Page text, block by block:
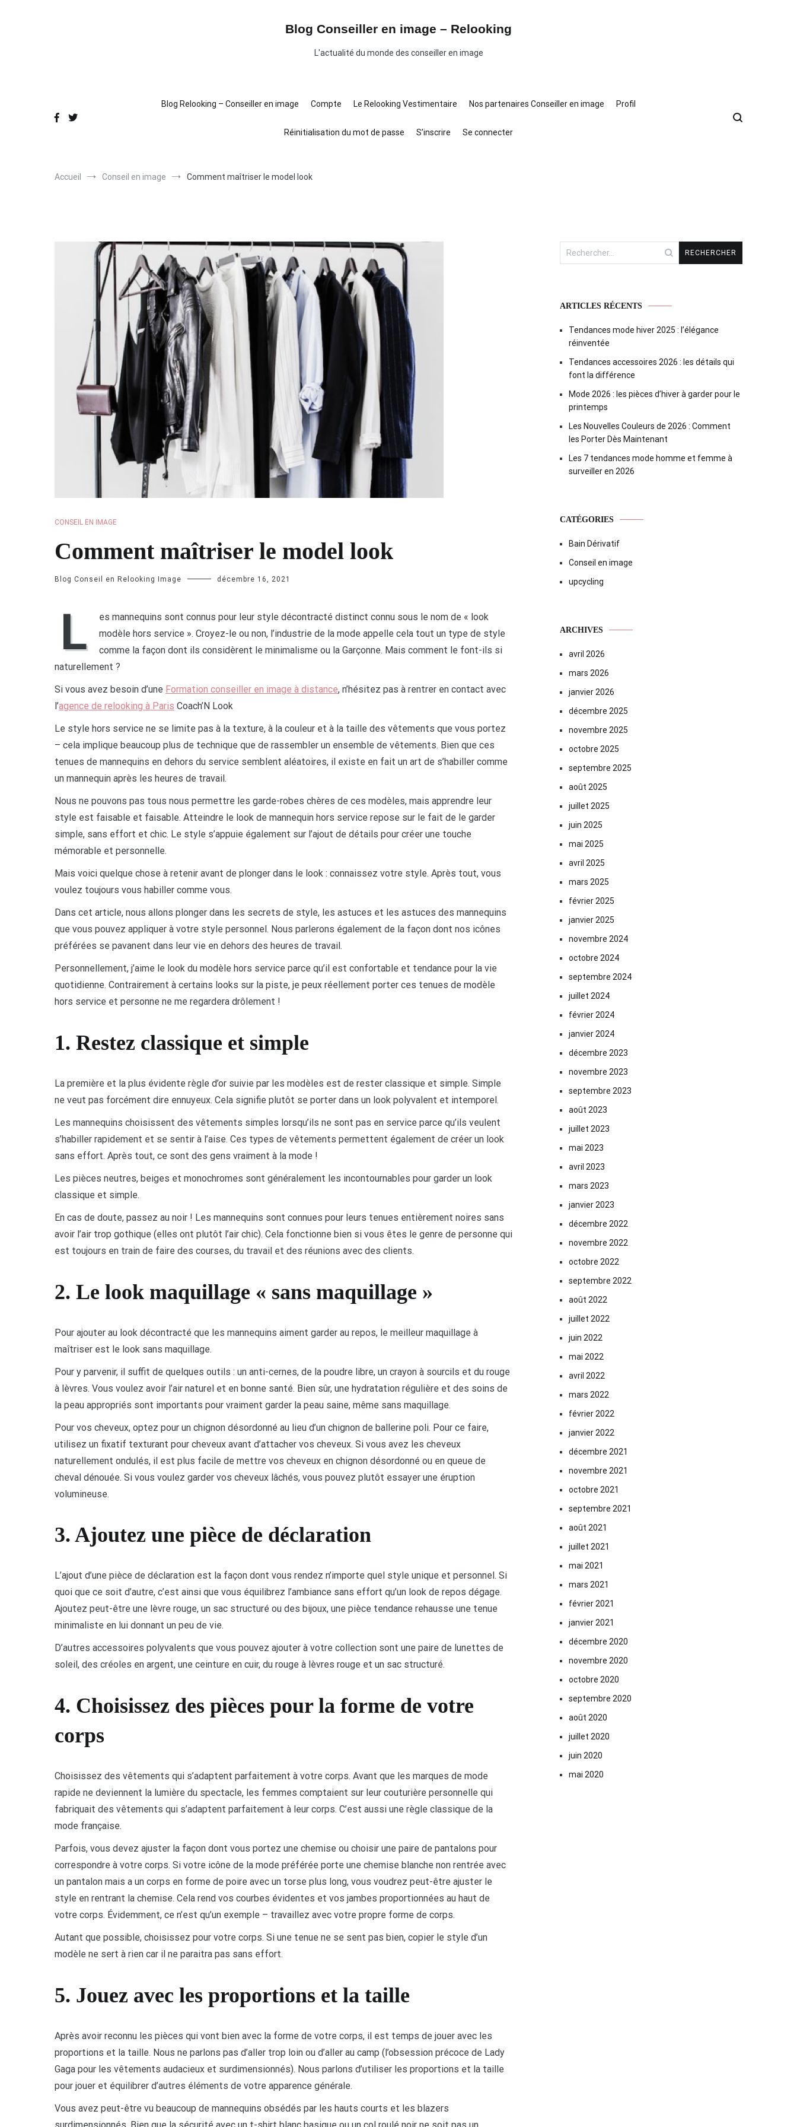
Blog Conseiller en image – Relooking
L'actualité du monde des conseiller en image
Blog Relooking – Conseiller en image Compte Le Relooking Vestimentaire Nos partenaires Conseiller en image Profil
Réinitialisation du mot de passe S’inscrire Se connecter
Accueil Conseil en image Comment maîtriser le model look
CONSEIL EN IMAGE
Comment maîtriser le model look
Blog Conseil en Relooking Image décembre 16, 2021
L
es mannequins sont connus pour leur style décontracté distinct connu sous le nom de « look
modèle hors service ». Croyez-le ou non, l’industrie de la mode appelle cela tout un type de style
comme la façon dont ils considèrent le minimalisme ou la Garçonne. Mais comment le font-ils si
naturellement ?
Si vous avez besoin d’une Formation conseiller en image à distance, n’hésitez pas à rentrer en contact avec
l’agence de relooking à Paris Coach’N Look
Le style hors service ne se limite pas à la texture, à la couleur et à la taille des vêtements que vous portez
– cela implique beaucoup plus de technique que de rassembler un ensemble de vêtements. Bien que ces
tenues de mannequins en dehors du service semblent aléatoires, il existe en fait un art de s’habiller comme
un mannequin après les heures de travail.
Nous ne pouvons pas tous nous permettre les garde-robes chères de ces modèles, mais apprendre leur
style est faisable et faisable. Atteindre le look de mannequin hors service repose sur le fait de le garder
simple, sans effort et chic. Le style s’appuie également sur l’ajout de détails pour créer une touche
mémorable et personnelle.
Mais voici quelque chose à retenir avant de plonger dans le look : connaissez votre style. Après tout, vous
voulez toujours vous habiller comme vous.
Dans cet article, nous allons plonger dans les secrets de style, les astuces et les astuces des mannequins
que vous pouvez appliquer à votre style personnel. Nous parlerons également de la façon dont nos icônes
préférées se pavanent dans leur vie en dehors des heures de travail.
Personnellement, j’aime le look du modèle hors service parce qu’il est confortable et tendance pour la vie
quotidienne. Contrairement à certains looks sur la piste, je peux réellement porter ces tenues de modèle
hors service et personne ne me regardera drôlement !
1. Restez classique et simple
La première et la plus évidente règle d’or suivie par les modèles est de rester classique et simple. Simple
ne veut pas forcément dire ennuyeux. Cela signifie plutôt se porter dans un look polyvalent et intemporel.
Les mannequins choisissent des vêtements simples lorsqu’ils ne sont pas en service parce qu’ils veulent
s’habiller rapidement et se sentir à l’aise. Ces types de vêtements permettent également de créer un look
sans effort. Après tout, ce sont des gens vraiment à la mode !
Les pièces neutres, beiges et monochromes sont généralement les incontournables pour garder un look
classique et simple.
En cas de doute, passez au noir ! Les mannequins sont connues pour leurs tenues entièrement noires sans
avoir l’air trop gothique (elles ont plutôt l’air chic). Cela fonctionne bien si vous êtes le genre de personne qui
est toujours en train de faire des courses, du travail et des réunions avec des clients.
2. Le look maquillage « sans maquillage »
Pour ajouter au look décontracté que les mannequins aiment garder au repos, le meilleur maquillage à
maîtriser est le look sans maquillage.
Pour y parvenir, il suffit de quelques outils : un anti-cernes, de la poudre libre, un crayon à sourcils et du rouge
à lèvres. Vous voulez avoir l’air naturel et en bonne santé. Bien sûr, une hydratation régulière et des soins de
la peau appropriés sont importants pour vraiment garder la peau saine, même sans maquillage.
Pour vos cheveux, optez pour un chignon désordonné au lieu d’un chignon de ballerine poli. Pour ce faire,
utilisez un fixatif texturant pour cheveux avant d’attacher vos cheveux. Si vous avez les cheveux
naturellement ondulés, il est plus facile de mettre vos cheveux en chignon désordonné ou en queue de
cheval dénouée. Si vous voulez garder vos cheveux lâchés, vous pouvez plutôt essayer une éruption
volumineuse.
3. Ajoutez une pièce de déclaration
L’ajout d’une pièce de déclaration est la façon dont vous rendez n’importe quel style unique et personnel. Si
quoi que ce soit d’autre, c’est ainsi que vous équilibrez l’ambiance sans effort qu’un look de repos dégage.
Ajoutez peut-être une lèvre rouge, un sac structuré ou des bijoux, une pièce tendance rehausse une tenue
minimaliste en lui donnant un peu de vie.
D’autres accessoires polyvalents que vous pouvez ajouter à votre collection sont une paire de lunettes de
soleil, des créoles en argent, une ceinture en cuir, du rouge à lèvres rouge et un sac structuré.
4. Choisissez des pièces pour la forme de votre
corps
Choisissez des vêtements qui s’adaptent parfaitement à votre corps. Avant que les marques de mode
rapide ne deviennent la lumière du spectacle, les femmes comptaient sur leur couturière personnelle qui
fabriquait des vêtements qui s’adaptent parfaitement à leur corps. C’est aussi une règle classique de la
mode française.
Parfois, vous devez ajuster la façon dont vous portez une chemise ou choisir une paire de pantalons pour
correspondre à votre corps. Si votre icône de la mode préférée porte une chemise blanche non rentrée avec
un pantalon mais a un corps en forme de poire avec un torse plus long, vous voudrez peut-être ajuster le
style en rentrant la chemise. Cela rend vos courbes évidentes et vos jambes proportionnées au haut de
votre corps. Évidemment, ce n’est qu’un exemple – travaillez avec votre propre forme de corps.
Autant que possible, choisissez pour votre corps. Si une tenue ne se sent pas bien, copier le style d’un
modèle ne sert à rien car il ne paraitra pas sans effort.
5. Jouez avec les proportions et la taille
Après avoir reconnu les pièces qui vont bien avec la forme de votre corps, il est temps de jouer avec les
proportions et la taille. Nous ne parlons pas d’aller trop loin ou d’aller au camp (l’obsession précoce de Lady
Gaga pour les vêtements audacieux et surdimensionnés). Nous parlons d’utiliser les proportions et la taille
pour jouer et équilibrer d’autres éléments de votre apparence générale.
Vous avez peut-être vu beaucoup de mannequins obsédés par les hauts courts et les blazers
Rechercher :
ARTICLES RÉCENTS
Tendances mode hiver 2025 : l’élégance
réinventée
Tendances accessoires 2026 : les détails qui
font la différence
Mode 2026 : les pièces d’hiver à garder pour le
printemps
Les Nouvelles Couleurs de 2026 : Comment
les Porter Dès Maintenant
Les 7 tendances mode homme et femme à
surveiller en 2026
CATÉGORIES
Bain Dérivatif
Conseil en image
upcycling
ARCHIVES
avril 2026
mars 2026
janvier 2026
décembre 2025
novembre 2025
octobre 2025
septembre 2025
août 2025
juillet 2025
juin 2025
mai 2025
avril 2025
mars 2025
février 2025
janvier 2025
novembre 2024
octobre 2024
septembre 2024
juillet 2024
février 2024
janvier 2024
décembre 2023
novembre 2023
septembre 2023
août 2023
juillet 2023
mai 2023
avril 2023
mars 2023
janvier 2023
décembre 2022
novembre 2022
octobre 2022
septembre 2022
août 2022
juillet 2022
juin 2022
mai 2022
avril 2022
mars 2022
février 2022
janvier 2022
décembre 2021
novembre 2021
octobre 2021
septembre 2021
août 2021
juillet 2021
mai 2021
mars 2021
février 2021
janvier 2021
décembre 2020
novembre 2020
octobre 2020
septembre 2020
août 2020
juillet 2020
juin 2020
mai 2020